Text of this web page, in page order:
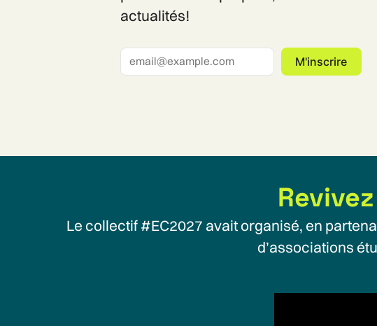
actualités!
M'inscrire
Le collectif #EC2027 avait organisé, en
d’associations